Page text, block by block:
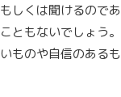
しくは聞けるので
ともないでしょう
ものや自信のある